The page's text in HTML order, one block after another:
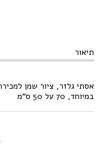
תיאור
אסתי גלזר, ציור שמן
במיוחד, 70 על 50 ס"מ